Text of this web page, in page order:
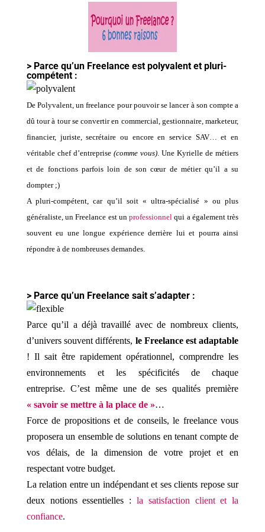
> Parce qu’un Freelance est polyvalent et pluri-
compétent :
De Polyvalent, un freelance pour pouvoir se lancer à son compte a
dû tour à tour se convertir en commercial, gestionnaire, marketeur,
financier, juriste, secrétaire ou encore en service SAV… et en
véritable chef d’entreprise (comme vous). Une Kyrielle de métiers
et de fonctions parfois loin de son cœur de métier qu’il a su
dompter ;)
A pluri-compétent, car qu’il soit « ultra-spécialisé » ou plus
généraliste, un Freelance est unprofessionnel qui a également très
souvent eu une longue expérience derrière lui et pourra ainsi
répondre à de nombreuses demandes.
> Parce qu’un Freelance sait s’adapter :
Parce qu’il a déjà travaillé avec de nombreux clients,
d’univers souvent différents, le Freelance est adaptable
! Il sait être rapidement opérationnel, comprendre les
environnements et les spécificités de chaque
entreprise. C’est même une de ses qualités première
« savoir se mettre à la place de »…
Force de propositions et de conseils, le freelance vous
proposera un ensemble de solutions en tenant compte de
vos délais, de la dimension de votre projet et en
respectant votre budget.
La relation entre un indépendant et ses clients repose sur
deux notions essentielles : la satisfaction client et la
confiance.